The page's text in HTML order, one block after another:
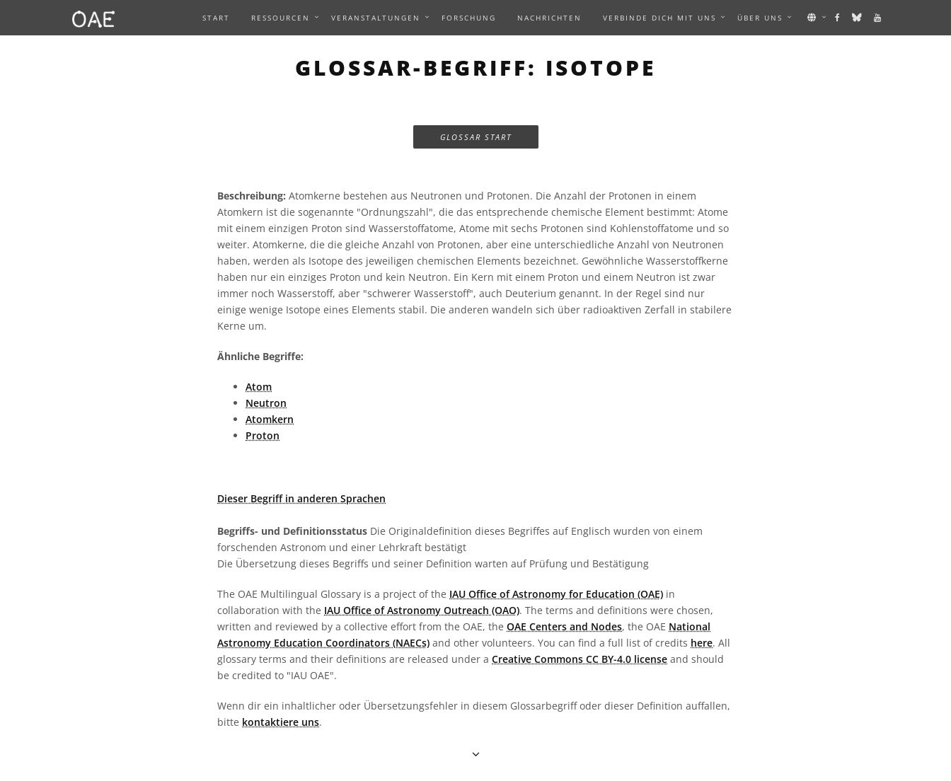
START RESSOURCEN VERANSTALTUNGEN FORSCHUNG NACHRICHTEN VERBINDE DICH MIT UNS ÜBER UNS
GLOSSAR-BEGRIFF: ISOTOPE
GLOSSAR START
Beschreibung: Atomkerne bestehen aus Neutronen und Protonen. Die Anzahl der Protonen in einem
Atomkern ist die sogenannte "Ordnungszahl", die das entsprechende chemische Element bestimmt: Atome
mit einem einzigen Proton sind Wasserstoffatome, Atome mit sechs Protonen sind Kohlenstoffatome und so
weiter. Atomkerne, die die gleiche Anzahl von Protonen, aber eine unterschiedliche Anzahl von Neutronen
haben, werden als Isotope des jeweiligen chemischen Elements bezeichnet. Gewöhnliche Wasserstoffkerne
haben nur ein einziges Proton und kein Neutron. Ein Kern mit einem Proton und einem Neutron ist zwar
immer noch Wasserstoff, aber "schwerer Wasserstoff", auch Deuterium genannt. In der Regel sind nur
einige wenige Isotope eines Elements stabil. Die anderen wandeln sich über radioaktiven Zerfall in stabilere
Kerne um.
Ähnliche Begriffe:
Atom
Neutron
Atomkern
Proton
Dieser Begriff in anderen Sprachen
Begriffs- und Definitionsstatus Die Originaldefinition dieses Begriffes auf Englisch wurden von einem
forschenden Astronom und einer Lehrkraft bestätigt
Die Übersetzung dieses Begriffs und seiner Definition warten auf Prüfung und Bestätigung
The OAE Multilingual Glossary is a project of the IAU Office of Astronomy for Education (OAE) in
collaboration with the IAU Office of Astronomy Outreach (OAO). The terms and definitions were chosen,
written and reviewed by a collective effort from the OAE, the OAE Centers and Nodes, the OAE National
Astronomy Education Coordinators (NAECs) and other volunteers. You can find a full list of credits here. All
glossary terms and their definitions are released under a Creative Commons CC BY-4.0 license and should
be credited to "IAU OAE".
Wenn dir ein inhaltlicher oder Übersetzungsfehler in diesem Glossarbegriff oder dieser Definition auffallen,
bitte kontaktiere uns.